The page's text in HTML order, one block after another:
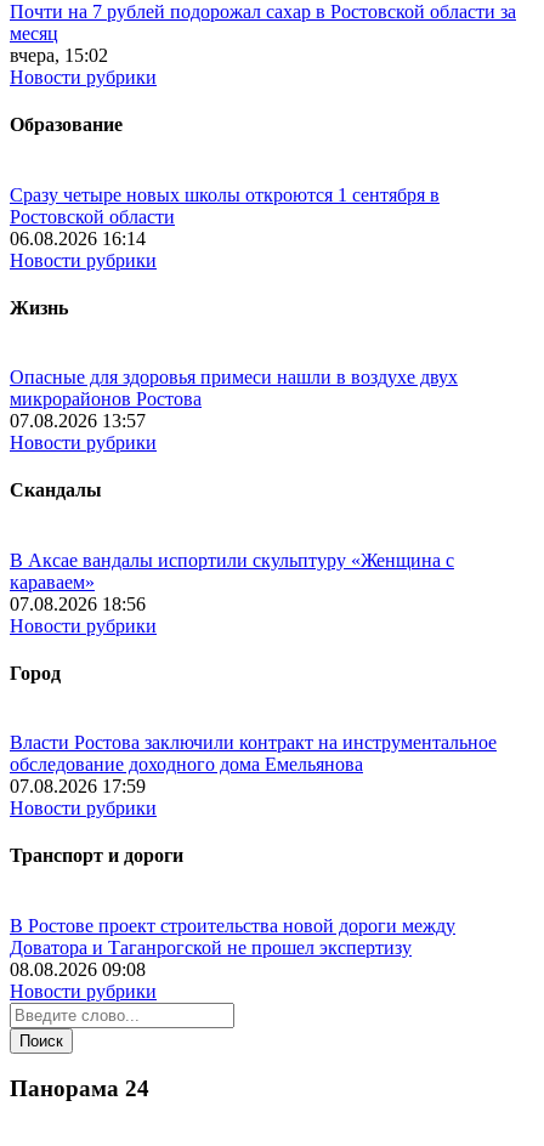
Почти на 7 рублей подорожал сахар в Ростовской области за
месяц
вчера, 15:02
Новости рубрики
Образование
Сразу четыре новых школы откроются 1 сентября в
Ростовской области
06.08.2026 16:14
Новости рубрики
Жизнь
Опасные для здоровья примеси нашли в воздухе двух
микрорайонов Ростова
07.08.2026 13:57
Новости рубрики
Скандалы
В Аксае вандалы испортили скульптуру «Женщина с
караваем»
07.08.2026 18:56
Новости рубрики
Город
Власти Ростова заключили контракт на инструментальное
обследование доходного дома Емельянова
07.08.2026 17:59
Новости рубрики
Транспорт и дороги
В Ростове проект строительства новой дороги между
Доватора и Таганрогской не прошел экспертизу
08.08.2026 09:08
Новости рубрики
Панорама 24